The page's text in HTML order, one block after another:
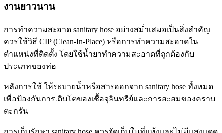
งานยาวนาน
การทำความสะอาด sanitary hose อย่างสม่ำเสมอเป็นสิ่งสำคัญ
ควรใช้วิธี CIP (Clean-In-Place) หรือการทำความสะอาดใน
ตำแหน่งที่ติดตั้ง โดยใช้น้ำยาทำความสะอาดที่ถูกต้องกับ
ประเภทของท่อ
หลังการใช้ ให้ระบายน้ำหรือสารออกจาก sanitary hose ทั้งหมด
เพื่อป้องกันการเติบโตของเชื้อจุลินทรีย์และการสะสมของคราบ
ตะกรัน
การเก็บรักษา sanitary hose ควรจัดเก็บในที่แห้งและไม่มีแสงแดด